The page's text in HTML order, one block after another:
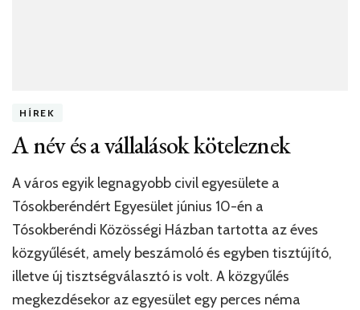
HÍREK
A név és a vállalások köteleznek
A város egyik legnagyobb civil egyesülete a
Tósokberéndért Egyesület június 10-én a
Tósokberéndi Közösségi Házban tartotta az éves
közgyűlését, amely beszámoló és egyben tisztújító,
illetve új tisztségválasztó is volt. A közgyűlés
megkezdésekor az egyesület egy perces néma